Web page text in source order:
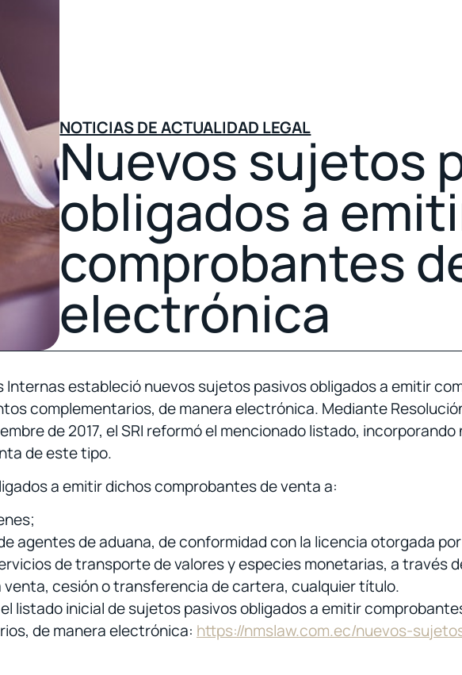
NOTICIAS DE ACTUALIDAD LEGAL
Nuevos sujetos
obligados a
comprobantes
electrónica
Internas estableció nuevos sujetos pasivos obligados a emitir
complementarios, de manera electrónica. Mediante Resolución
de 2017, el SRI reformó el mencionado listado,
de este tipo.
a emitir dichos comprobantes de venta a:
agentes de aduana, de conformidad con la licencia otorgada por
de transporte de valores y especies monetarias, a través
venta, cesión o transferencia de cartera, cualquier título.
listado inicial de sujetos pasivos obligados a emitir
de manera electrónica: https://nmslaw.com.ec/nuevos-